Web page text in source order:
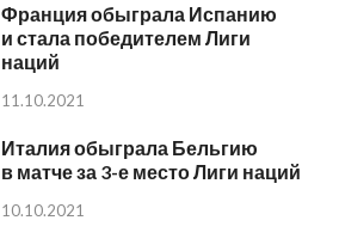
Франция обыграла Испанию
и стала победителем Лиги
наций
11.10.2021
Италия обыграла Бельгию
в матче за 3-е место Лиги наций
10.10.2021